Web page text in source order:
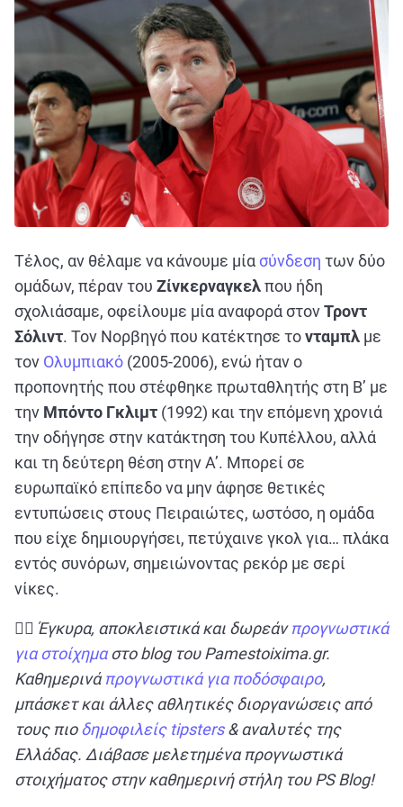
Τέλος, αν θέλαμε να κάνουμε μία σύνδεση των δύο
ομάδων, πέραν του Ζίνκερναγκελπου ήδη
σχολιάσαμε, οφείλουμε μία αναφορά στονΤροντ
Σόλιντ. Τον Νορβηγό που κατέκτησε τονταμπλ με
τον Ολυμπιακό (2005-2006), ενώ ήταν ο
προπονητής που στέφθηκε πρωταθλητής στη Β’ με
την Μπόντο Γκλιμτ (1992) και την επόμενη χρονιά
την οδήγησε στην κατάκτηση του Κυπέλλου, αλλά
και τη δεύτερη θέση στην Α’. Μπορεί σε
ευρωπαϊκό επίπεδο να μην άφησε θετικές
εντυπώσεις στους Πειραιώτες, ωστόσο, η ομάδα
που είχε δημιουργήσει, πετύχαινε γκολ για… πλάκα
εντός συνόρων, σημειώνοντας ρεκόρ με σερί
νίκες.
✍🏻 Έγκυρα, αποκλειστικά και δωρεάν προγνωστικά
για στοίχημα στο blog του Pamestoixima.gr.
Καθημερινά προγνωστικά για ποδόσφαιρο,
μπάσκετ και άλλες αθλητικές διοργανώσεις από
τους πιο δημοφιλείς tipsters & αναλυτές της
Ελλάδας. Διάβασε μελετημένα προγνωστικά
στοιχήματος στην καθημερινή στήλη του PS Blog!